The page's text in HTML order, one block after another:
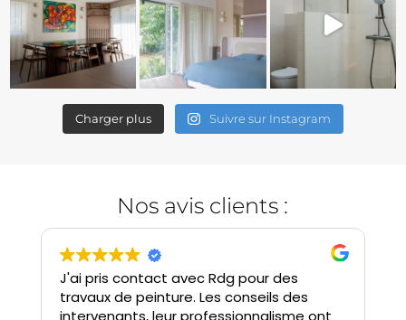
Charger plus Suivre sur Instagram
Nos avis clients :
J'ai pris contact avec Rdg pour des
travaux de peinture. Les conseils des
intervenants, leur professionnalisme ont